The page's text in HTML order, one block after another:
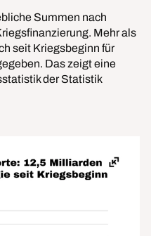
Summen nach
Mehr als
seit Kriegsbeginn für
Das zeigt eine
der Statistik